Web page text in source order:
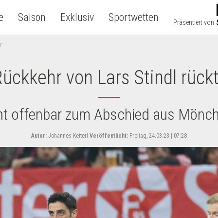
Saison Exklusiv Sportwetten Präsentiert von
von Lars Stindl
offenbar zum Abschied aus
Autor: Johannes Ketterl Veröffentlicht: Freitag, 24.03.23 | 07:28